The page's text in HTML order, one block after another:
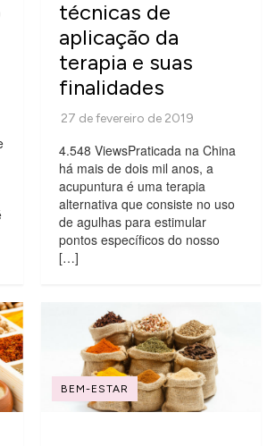
técnicas de
aplicação da
terapia e suas
finalidades
4.548 ViewsPraticada na China
há mais de dois mil anos, a
acupuntura é uma terapia
alternativa que consiste no uso
de agulhas para estimular
pontos específicos do nosso
[…]
BEM-ESTAR